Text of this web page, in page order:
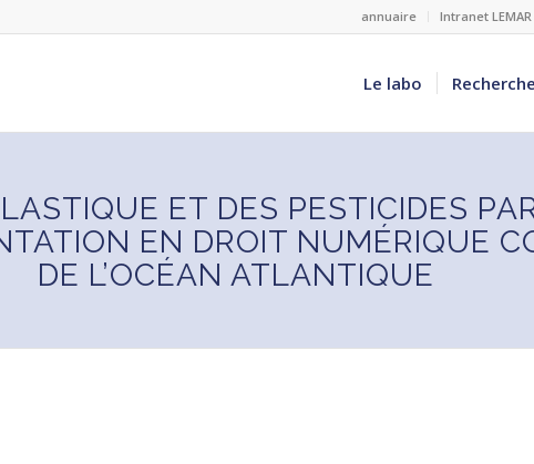
annuaire Intranet LEMAR
Le labo Recherche
ET DES PESTICIDES
EN DROIT NUMÉRIQUE
DE L’OCÉAN ATLANTIQUE